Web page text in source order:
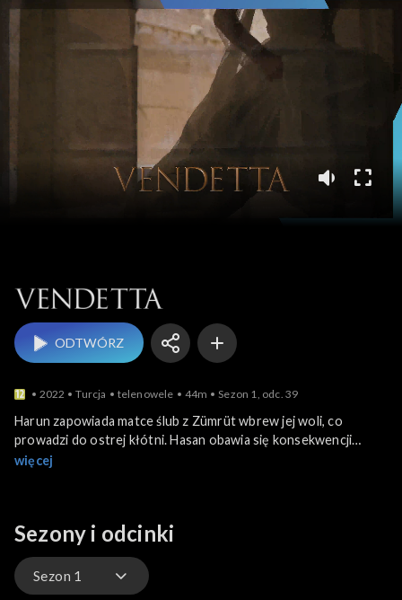
Vendetta
ODTWÓRZ
2022 Turcja telenowele 44m Sezon 1, odc. 39
Harun zapowiada matce ślub z Zümrüt wbrew jej woli, co
prowadzi do ostrej kłótni. Hasan obawia się konsekwencji
działań Firata, podczas gdy Baran czuwa przy majaczącym
więcej
Sezony i odcinki
Sezon 1